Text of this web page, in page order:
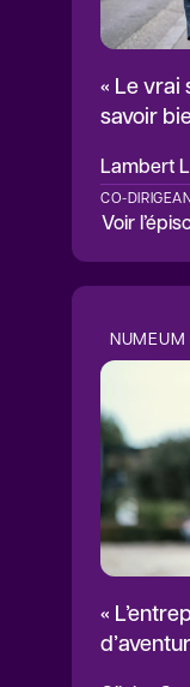
« Le
savoir
Lambert
CO-
Voir
NUMEUM
«